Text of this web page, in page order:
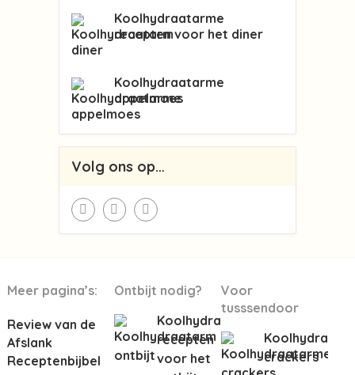
Koolhydraatarme
recepten voor het diner
Koolhydraatarme
appelmoes
Volg ons op…
Meer pagina’s:
Review van de
Afslank
Receptenbijbel
Ontbijt nodig?
Koolhydraatarme
recepten
voor het
Voor
tusssendoor
crackers